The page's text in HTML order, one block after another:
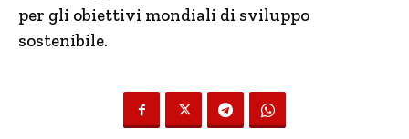
per gli obiettivi mondiali di sviluppo
sostenibile.